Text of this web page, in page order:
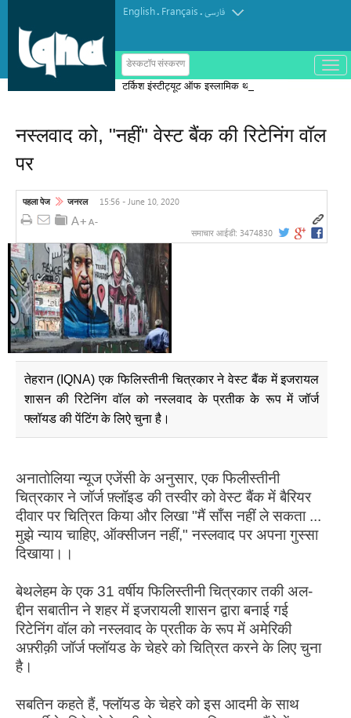
English. Français.فارسی
डेस्कटॉप संस्करण
ب
ا
टर्किश इंस्टीट्यूट ऑफ इस्लामिक थॉट का
नस्लवाद को, "नहीं" वेस्ट बैंक की रिटेनिंग वॉल
पर
पहला पेज जनरल 15:56 - June 10, 2020
समाचार आईडी: 3474830
तेहरान (IQNA) एक फिलिस्तीनी चित्रकार ने वेस्ट बैंक में इजरायल
शासन की रिटेनिंग वॉल को नस्लवाद के प्रतीक के रूप में जॉर्ज
फ्लॉयड की पेंटिंग के लिऐ चुना है।
अनातोलिया न्यूज एजेंसी के अनुसार, एक फिलीस्तीनी
चित्रकार ने जॉर्ज फ़्लॉइड की तस्वीर को वेस्ट बैंक में बैरियर
दीवार पर चित्रित किया और लिखा "मैं साँस नहीं ले सकता ...
मुझे न्याय चाहिए, ऑक्सीजन नहीं," नस्लवाद पर अपना गुस्सा
दिखाया।।
बेथलेहम के एक 31 वर्षीय फिलिस्तीनी चित्रकार तकी अल-
द्दीन सबातीन ने शहर में इजरायली शासन द्वारा बनाई गई
रिटेनिंग वॉल को नस्लवाद के प्रतीक के रूप में अमेरिकी
अफ़्रीक़ी जॉर्ज फ्लॉयड के चेहरे को चित्रित करने के लिए चुना
है।
सबतिन कहते हैं, फ्लॉयड के चेहरे को इस आदमी के साथ